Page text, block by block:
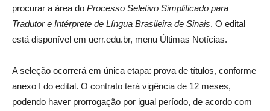
procurar a área do Processo Seletivo Simplificado para
Tradutor e Intérprete de Língua Brasileira de Sinais. O edital
está disponível em uerr.edu.br, menu Últimas Notícias.
A seleção ocorrerá em única etapa: prova de títulos, conforme
anexo I do edital. O contrato terá vigência de 12 meses,
podendo haver prorrogação por igual período, de acordo com